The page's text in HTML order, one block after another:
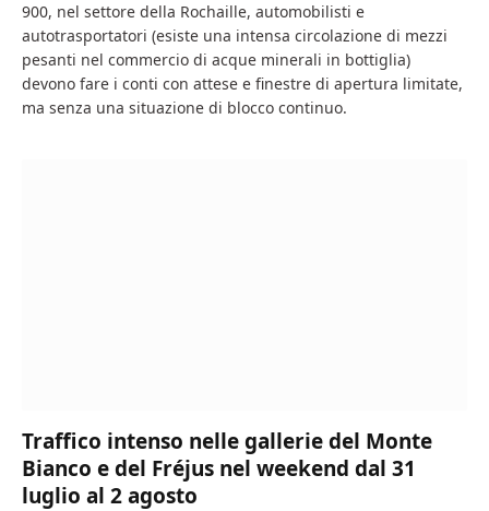
900, nel settore della Rochaille, automobilisti e
autotrasportatori (esiste una intensa circolazione di mezzi
pesanti nel commercio di acque minerali in bottiglia)
devono fare i conti con attese e finestre di apertura limitate,
ma senza una situazione di blocco continuo.
Traffico intenso nelle gallerie del Monte
Bianco e del Fréjus nel weekend dal 31
luglio al 2 agosto